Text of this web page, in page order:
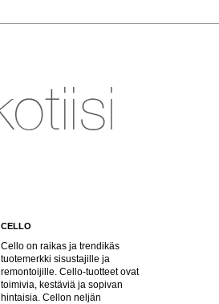
CELLO
Cello on raikas ja trendikäs
tuotemerkki sisustajille ja
remontoijille. Cello-tuotteet ovat
toimivia, kestäviä ja sopivan
hintaisia. Cellon neljän